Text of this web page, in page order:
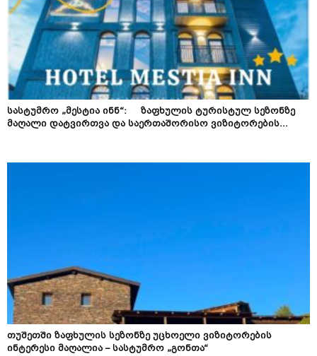
სასტუმრო „მესტია ინნ“: ზაფხულის ტურისტულ სეზონზე
მაღალი დატვირთვა და საერთაშორისო ვიზიტორების...
თუშეთში ზაფხულის სეზონზე უცხოელი ვიზიტორების
ინტერესი მაღალია – სასტუმრო „გონთა“